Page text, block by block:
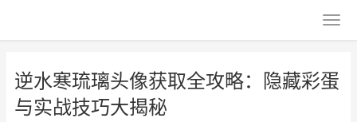
逆水寒琉璃头像获取全攻略：隐藏彩蛋
与实战技巧大揭秘